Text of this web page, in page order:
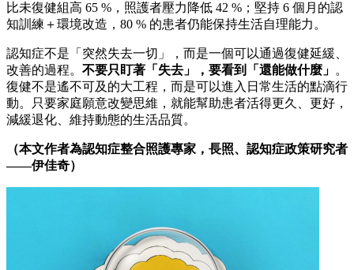
比未復健組高 65 %，照護者壓力降低 42 %；堅持 6 個月的認
知訓練＋環境改造，80 % 的患者仍能保持生活自理能力。
認知症不是「突然失去一切」，而是一個可以通過復健延緩、
改善的過程。 不要只盯著「失去」，要看到「還能做什麼」 。
復健不是遙不可及的大工程，而是可以進入日常生活的點滴行
動。只要家庭願意改變思維，就能幫助患者活得更久、更好，
減緩退化、維持動態的生活品質。
（本文作者為認知症整合照護專家，長照、認知症政策研究者
——伊佳奇）